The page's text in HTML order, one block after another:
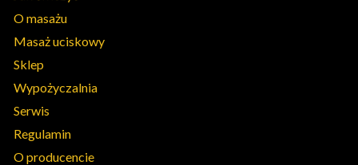
O masażu
Masaż uciskowy
Sklep
Wypożyczalnia
Serwis
Regulamin
O producencie